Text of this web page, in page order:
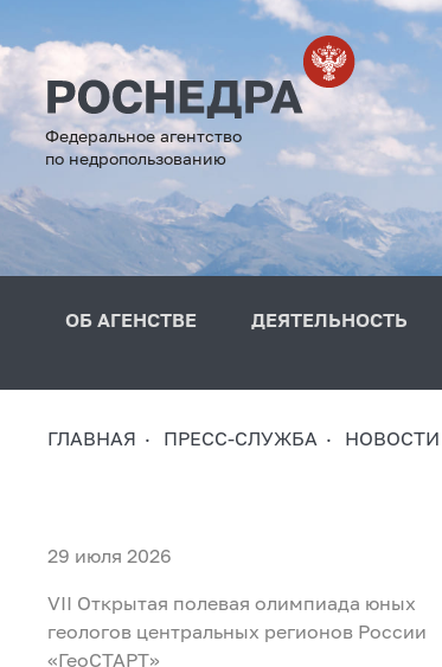
Федеральное агентство
по недропользованию
ОБ АГЕНСТВЕ ДЕЯТЕЛЬНОСТЬ
ГЛАВНАЯ ПРЕСС-СЛУЖБА НОВОСТИ
29 июля 2026
VII Открытая полевая олимпиада юных
геологов центральных регионов России
«ГеоСТАРТ»